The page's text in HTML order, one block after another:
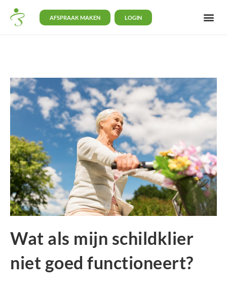
AFSPRAAK MAKEN LOGIN
Wat als mijn schildklier
niet goed functioneert?